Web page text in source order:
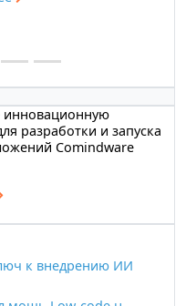
инновационную
разработки и запуска
Comindware
к внедрению ИИ